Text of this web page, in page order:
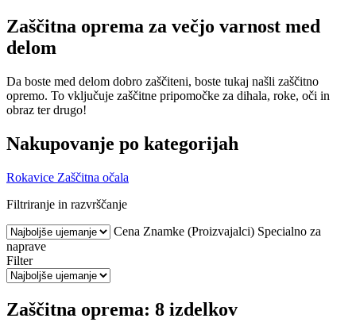
Zaščitna oprema za večjo varnost med
delom
Da boste med delom dobro zaščiteni, boste tukaj našli zaščitno
opremo. To vključuje zaščitne pripomočke za dihala, roke, oči in
obraz ter drugo!
Nakupovanje po kategorijah
Rokavice Zaščitna očala
Filtriranje in razvrščanje
Cena Znamke (Proizvajalci) Specialno za
naprave
Filter
Zaščitna oprema: 8 izdelkov